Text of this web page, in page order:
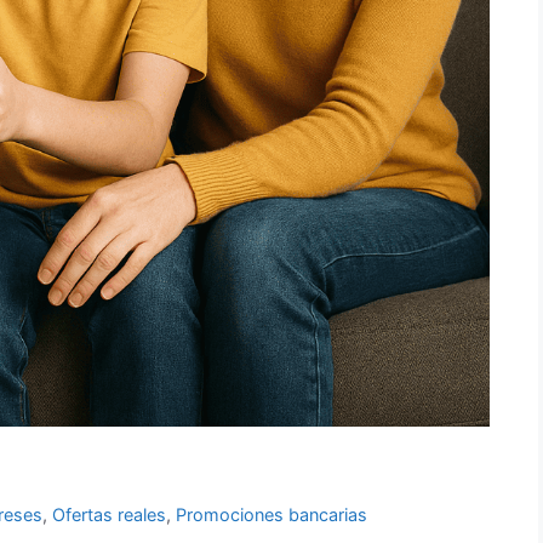
, Ofertas reales, Promociones bancarias